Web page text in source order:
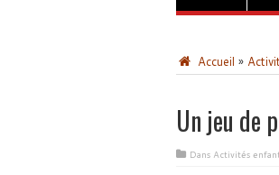
Accueil »
Un jeu de
Dans Activités